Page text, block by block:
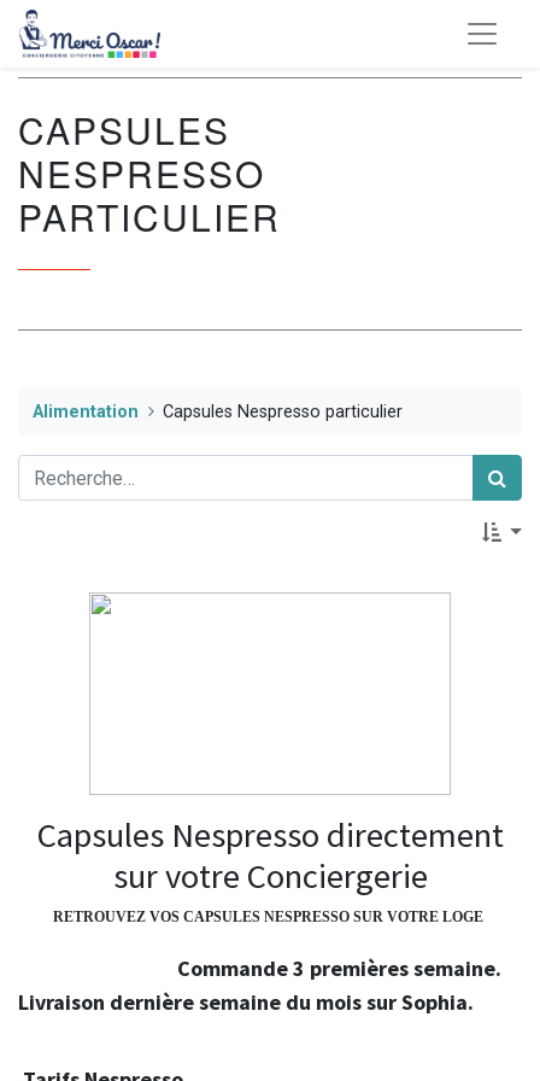
CAPSULES
NESPRESSO
PARTICULIER
Alimentation Capsules Nespresso particulier
Capsules Nespresso directement
sur votre Conciergerie
RETROUVEZ VOS CAPSULES NESPRESSO SUR VOTRE LOGE
Commande 3 premières semaine.
Livraison dernière semaine du mois sur Sophia.